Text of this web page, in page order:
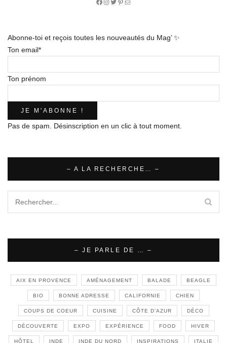
Facebook
Instagram
Twitter
Pinterest
E-
Abonne-toi et reçois toutes les nouveautés du Mag’ ✨
Ton email*
Ton prénom
Pas de spam. Désinscription en un clic à tout moment.
– A LA RECHERCHE… –
– JE PARLE DE … –
AIX EN PROVENCE AMÉNAGEMENT BALADE BEAGLE
BIO BONNE ADRESSE CALIFORNIE CHIEN
COUPS DE COEUR CUISINE CÔTE D'AZUR DÉCO
DÉCOUVERTE EXPO EXPÉRIENCE FOOD HIVER
HÔTEL INDE INDE DU NORD INSPIRATIONS ITALIE